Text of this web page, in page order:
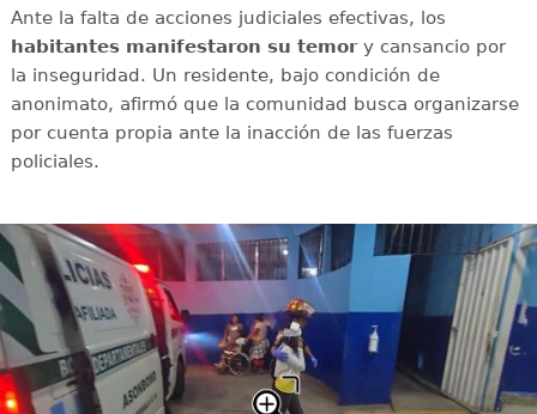
Ante la falta de acciones judiciales efectivas, los
habitantes manifestaron su temory cansancio por
la inseguridad. Un residente, bajo condición de
anonimato, afirmó que la comunidad busca organizarse
por cuenta propia ante la inacción de las fuerzas
policiales.